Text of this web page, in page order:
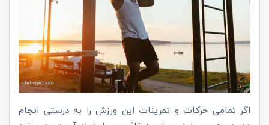
اگر تمامی حرکات و تمرینات این ورزش را به درستی انجام